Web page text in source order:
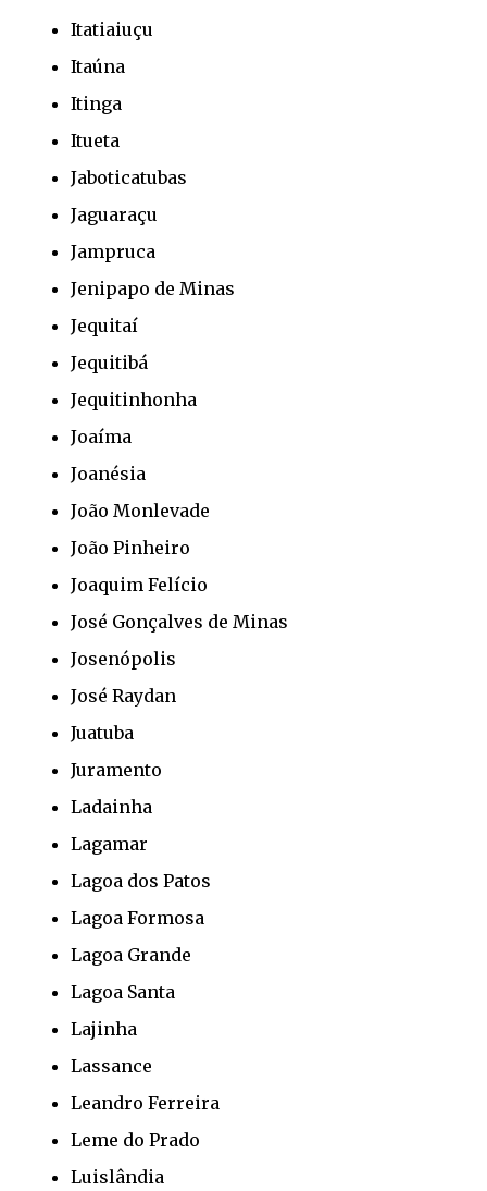
Itatiaiuçu
Itaúna
Itinga
Itueta
Jaboticatubas
Jaguaraçu
Jampruca
Jenipapo de Minas
Jequitaí
Jequitibá
Jequitinhonha
Joaíma
Joanésia
João Monlevade
João Pinheiro
Joaquim Felício
José Gonçalves de Minas
Josenópolis
José Raydan
Juatuba
Juramento
Ladainha
Lagamar
Lagoa dos Patos
Lagoa Formosa
Lagoa Grande
Lagoa Santa
Lajinha
Lassance
Leandro Ferreira
Leme do Prado
Luislândia